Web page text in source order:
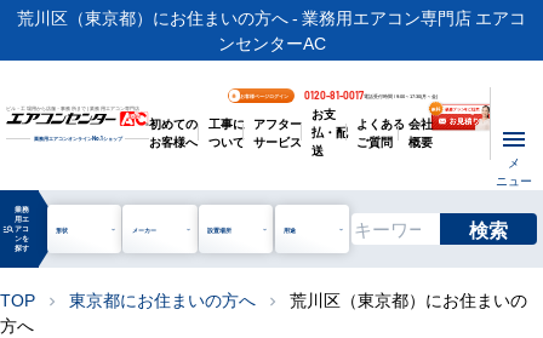
荒川区（東京都）にお住まいの方へ - 業務用エアコン専門店 エアコ
ンセンターAC
ビル・工場用から店舗・事務所まで | 業務用エアコン専門店
業務用エアコンオンラインNo.1ショップ
お客様ページログイン 0120-81-0017電話受付時間 / 9:00～17:30(月～金)
初めての
お客様へ
工事に
ついて
アフター
サービス
お支
払・配
送
よくある
ご質問
会社
概要
メ
ニュー
manage_search
業務
用エ
アコ
ンを
探す
形状 メーカー 設置場所 用途 検索
TOP chevron_right 東京都にお住まいの方へ chevron_right
荒川区（東京都）にお住まいの
方へ